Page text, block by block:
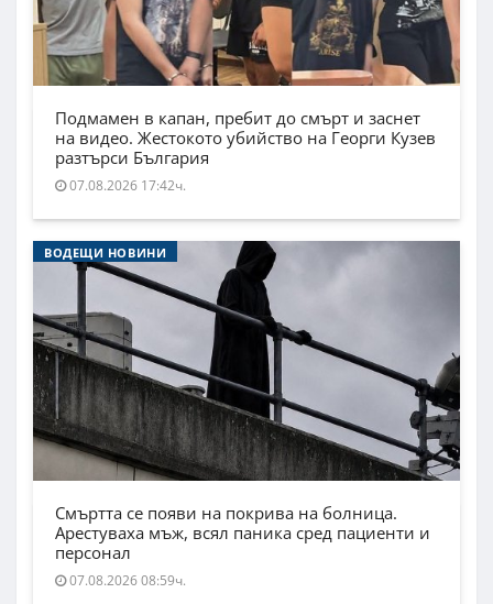
Подмамен в капан, пребит до смърт и заснет
на видео. Жестокото убийство на Георги Кузев
разтърси България
07.08.2026 17:42ч.
ВОДЕЩИ НОВИНИ
Смъртта се появи на покрива на болница.
Арестуваха мъж, всял паника сред пациенти и
персонал
07.08.2026 08:59ч.